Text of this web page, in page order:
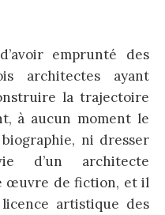
emprunté des
architectes ayant
la trajectoire
à aucun moment le
ni dresser
d’un architecte
œuvre de fiction, et il
artistique des